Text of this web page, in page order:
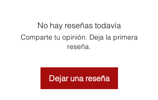
No hay reseñas todavía
Comparte tu opinión. Deja la primera
reseña.
Dejar una reseña